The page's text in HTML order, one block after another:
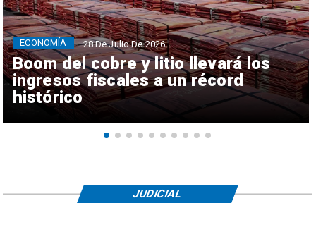
Boom del cobre y litio llevará los
ingresos fiscales a un récord
histórico
ECONOMÍA 28 De Julio De 2026
JUDICIAL